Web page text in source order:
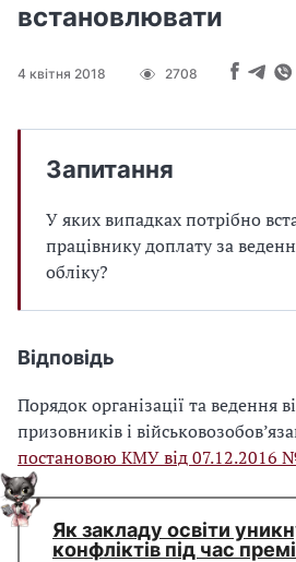
встановлювати
4 квітня 2018 2708
Запитання
У яких випадках потрібно
працівнику доплату за
обліку?
Відповідь
Порядок організації та ведення
призовників і
постановою КМУ від 07.12.2016
Як закладу освіти
конфліктів під час